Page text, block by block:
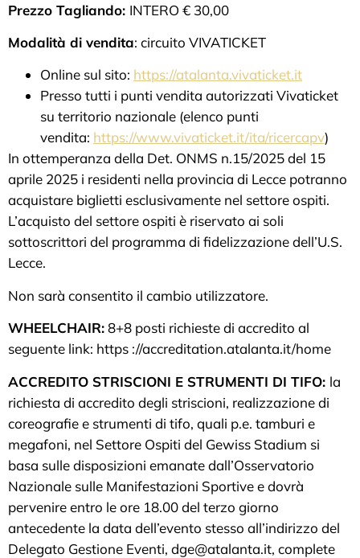
Prezzo Tagliando: INTERO € 30,00
Modalità di vendita: circuito VIVATICKET
Online sul sito: https://atalanta.vivaticket.it
Presso tutti i punti vendita autorizzati Vivaticket
su territorio nazionale (elenco punti
vendita: https://www.vivaticket.it/ita/ricercapv)
In ottemperanza della Det. ONMS n.15/2025 del 15
aprile 2025 i residenti nella provincia di Lecce potranno
acquistare biglietti esclusivamente nel settore ospiti.
L’acquisto del settore ospiti è riservato ai soli
sottoscrittori del programma di fidelizzazione dell’U.S.
Lecce.
Non sarà consentito il cambio utilizzatore.
WHEELCHAIR:8+8 posti richieste di accredito al
seguente link: https ://accreditation.atalanta.it/home
ACCREDITO STRISCIONI E STRUMENTI DI TIFO: la
richiesta di accredito degli striscioni, realizzazione di
coreografie e strumenti di tifo, quali p.e. tamburi e
megafoni, nel Settore Ospiti del Gewiss Stadium si
basa sulle disposizioni emanate dall’Osservatorio
Nazionale sulle Manifestazioni Sportive e dovrà
pervenire entro le ore 18.00 del terzo giorno
antecedente la data dell’evento stesso all’indirizzo del
Delegato Gestione Eventi, dge@atalanta.it, complete